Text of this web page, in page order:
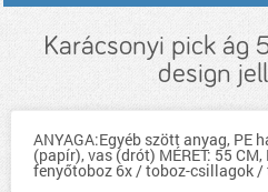
Karácsonyi pick ág
design
ANYAGA:Egyéb szött anyag, PE
(papír), vas (drót) MÉRET: 55 CM,
fenyőtoboz 6x / toboz-csillagok